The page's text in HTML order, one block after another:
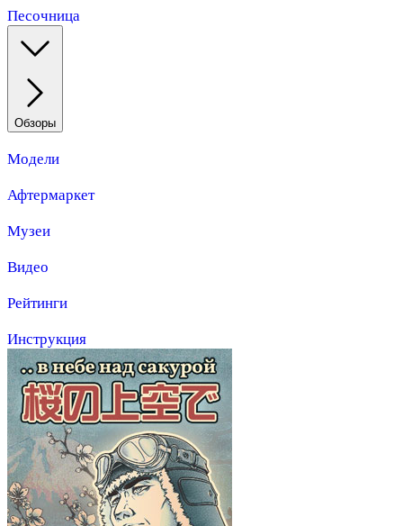
Песочница
Обзоры
Модели
Афтермаркет
Музеи
Видео
Рейтинги
Инструкция